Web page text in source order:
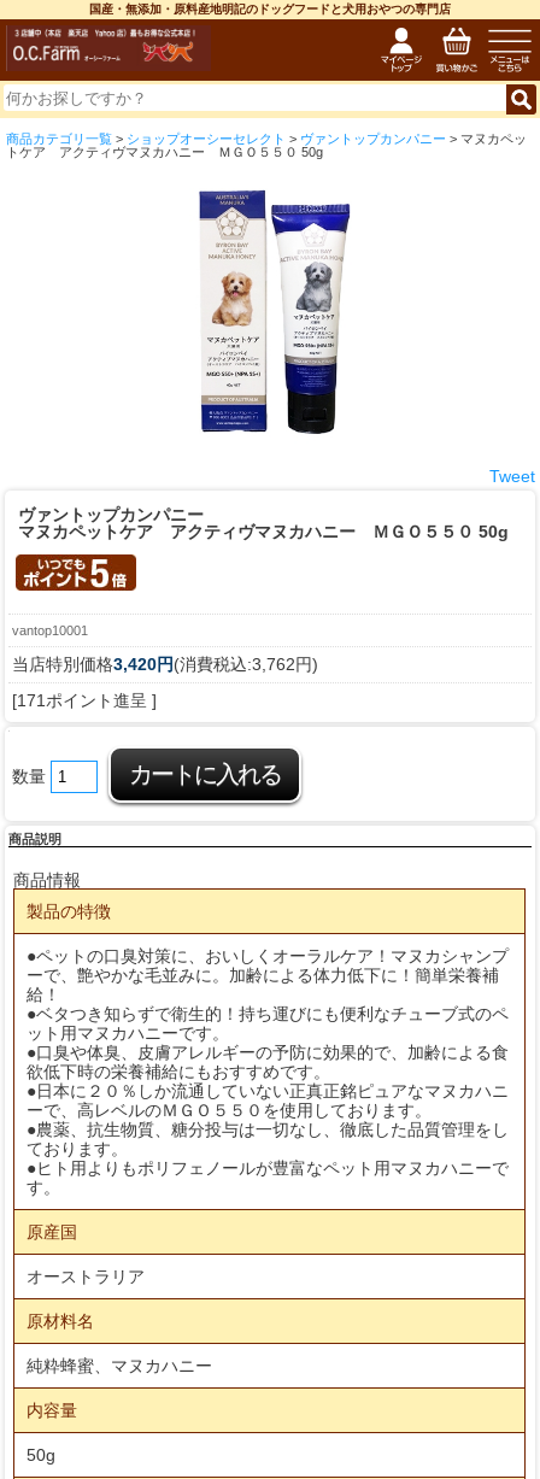
国産・無添加・原料産地明記のドッグフードと犬用おやつの専門店
商品カテゴリ一覧 > ショップオーシーセレクト > ヴァントップカンパニー > マヌカペッ
トケア アクティヴマヌカハニー ＭＧＯ５５０ 50g
Tweet
ヴァントップカンパニー
マヌカペットケア アクティヴマヌカハニー ＭＧＯ５５０ 50g
vantop10001
当店特別価格3,420円(消費税込:3,762円)
[171ポイント進呈 ]
数量
商品説明
商品情報
製品の特徴
●ペットの口臭対策に、おいしくオーラルケア！マヌカシャンプ
ーで、艶やかな毛並みに。加齢による体力低下に！簡単栄養補
給！
●ベタつき知らずで衛生的！持ち運びにも便利なチューブ式のペ
ット用マヌカハニーです。
●口臭や体臭、皮膚アレルギーの予防に効果的で、加齢による食
欲低下時の栄養補給にもおすすめです。
●日本に２０％しか流通していない正真正銘ピュアなマヌカハニ
ーで、高レベルのＭＧＯ５５０を使用しております。
●農薬、抗生物質、糖分投与は一切なし、徹底した品質管理をし
ております。
●ヒト用よりもポリフェノールが豊富なペット用マヌカハニーで
す。
原産国
オーストラリア
原材料名
純粋蜂蜜、マヌカハニー
内容量
50g